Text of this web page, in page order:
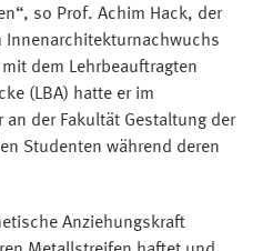
so Prof. Achim Hack, der
Innenarchitekturnachwuchs
dem Lehrbeauftragten
(LBA) hatte er im
der Fakultät Gestaltung der
Studenten während deren
Anziehungskraft